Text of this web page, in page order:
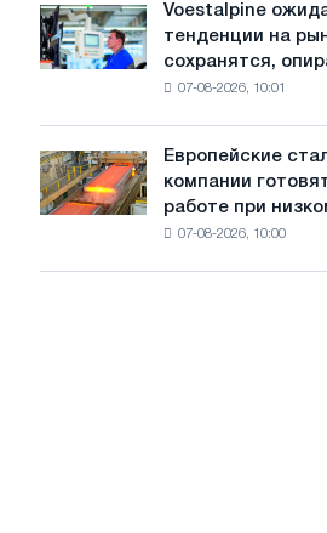
холоднокатаной
стали
из
стран
Voestalpine
ожидает,
что
рынке
стали
сохранятся,
на
Voestalpine
тенденции на
сохранятся,
07-08-2026, 10:01
Европейские
сталелитейные
компании
Европейские
компании
работе при
07-08-2026, 10:00